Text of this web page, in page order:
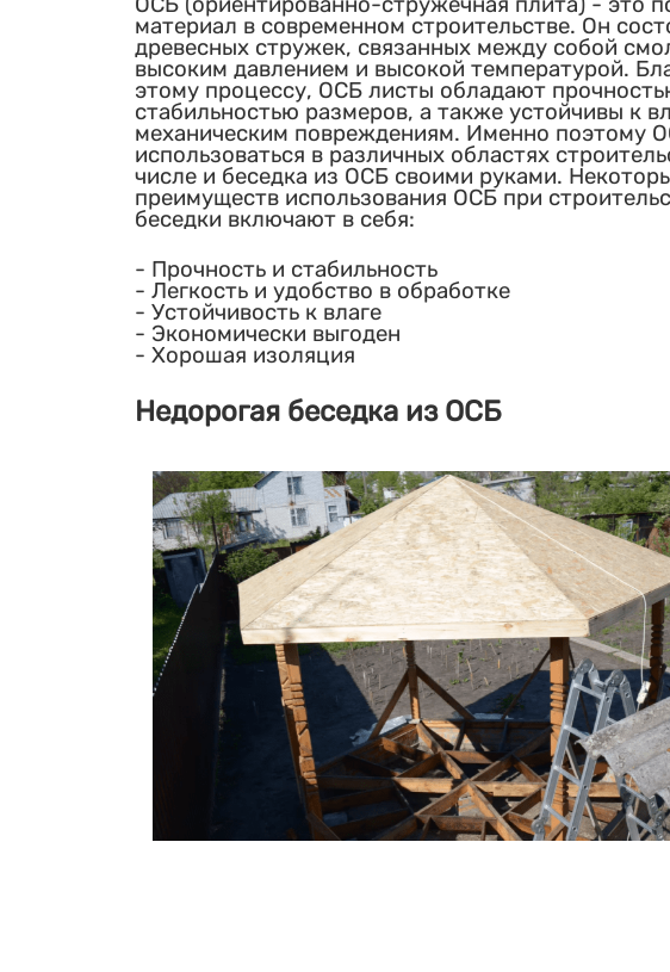
материал в современном строительстве. Он
древесных стружек, связанных между собой
высоким давлением и высокой температурой.
этому процессу, ОСБ листы обладают
стабильностью размеров, а также устойчивы к
механическим повреждениям. Именно поэтому
использоваться в различных областях
числе и беседка из ОСБ своими руками.
преимуществ использования ОСБ при
беседки включают в себя:
Прочность и стабильность
Легкость и удобство в обработке
Устойчивость к влаге
Экономически выгоден
Хорошая изоляция
Недорогая беседка из ОСБ